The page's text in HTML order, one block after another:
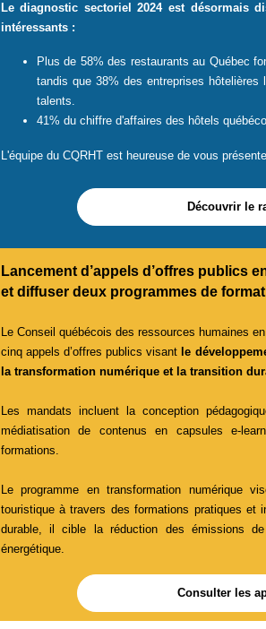
Le diagnostic sectoriel 2024 est désormais
intéressants :
Plus de 58% des restaurants au Québec
tandis que 38% des entreprises
talents.
41% du chiffre d'affaires des hôtels
L'équipe du CQRHT est heureuse de vous
Découvrir le
Lancementd’appels d’offres publics
et diffuser deuxprogrammes de
Le Conseil québécois des ressources humaines
cinq appels d’offres publics visant le
la transformation numérique et la transition
Les mandats incluent la conception
médiatisation de contenus en capsules e-
formations.
Le programme en transformation
touristique à travers des formations pratiques et
durable, il cible la réduction des émissions de
énergétique.
Consulter les